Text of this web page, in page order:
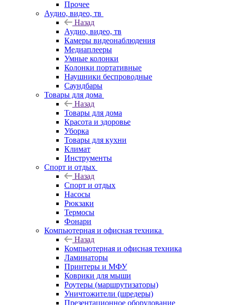
Прочее
Аудио, видео, тв
Назад
Аудио, видео, тв
Камеры видеонаблюдения
Медиаплееры
Умные колонки
Колонки портативные
Наушники беспроводные
Саундбары
Товары для дома
Назад
Товары для дома
Красота и здоровье
Уборка
Товары для кухни
Климат
Инструменты
Спорт и отдых
Назад
Спорт и отдых
Насосы
Рюкзаки
Термосы
Фонари
Компьютерная и офисная техника
Назад
Компьютерная и офисная техника
Ламинаторы
Принтеры и МФУ
Коврики для мыши
Роутеры (маршрутизаторы)
Уничтожители (шредеры)
Презентационное оборудование